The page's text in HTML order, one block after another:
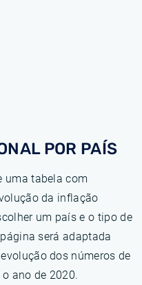
POR PAÍS
uma tabela com
da inflação
um país e o tipo de
será adaptada
dos números de
ano de 2020.